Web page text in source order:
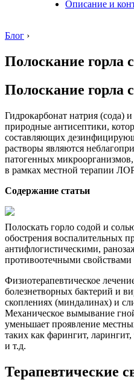
Описание и
Блог ›
Полоскание горла
Полоскание горла
Гидрокарбонат натрия (сода)
природные антисептики,
составляющих
растворы являются
патогенных
в рамках местной терапии
Содержание статьи
Полоскать горло содой и
обострения воспалительных
антифлогистическими,
противоотечными свойствами
Физиотерапевтическое
болезнетворных бактерий и
скоплениях (миндалинах) и
Механическое вымывание
уменьшает проявление
таких как фарингит,
и т.д.
Терапевтические